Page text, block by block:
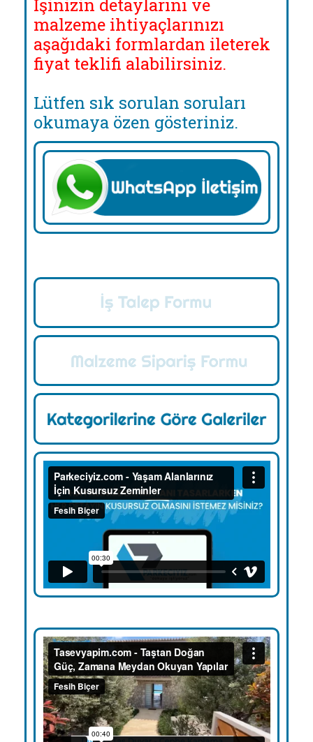
İşinizin detaylarını ve
malzeme ihtiyaçlarınızı
aşağıdaki formlardan ileterek
fiyat teklifi alabilirsiniz.
Lütfen sık sorulan soruları
okumaya özen gösteriniz.